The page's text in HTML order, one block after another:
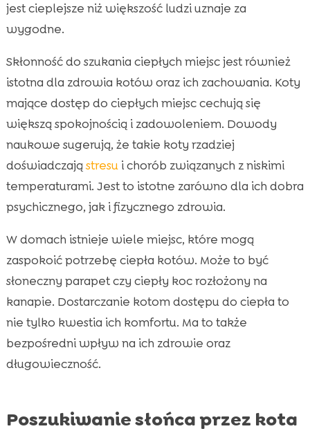
jest cieplejsze niż większość ludzi uznaje za
wygodne.
Skłonność do szukania ciepłych miejsc jest również
istotna dla zdrowia kotów oraz ich zachowania. Koty
mające dostęp do ciepłych miejsc cechują się
większą spokojnością i zadowoleniem. Dowody
naukowe sugerują, że takie koty rzadziej
doświadczają stresui chorób związanych z niskimi
temperaturami. Jest to istotne zarówno dla ich dobra
psychicznego, jak i fizycznego zdrowia.
W domach istnieje wiele miejsc, które mogą
zaspokoić potrzebę ciepła kotów. Może to być
słoneczny parapet czy ciepły koc rozłożony na
kanapie. Dostarczanie kotom dostępu do ciepła to
nie tylko kwestia ich komfortu. Ma to także
bezpośredni wpływ na ich zdrowie oraz
długowieczność.
Poszukiwanie słońca przez kota